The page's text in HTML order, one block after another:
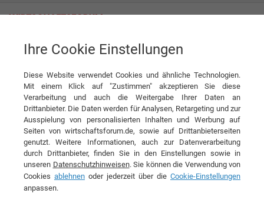
Forain S.r.l. 50 Jahre, eine Mission: Technik, die wirklich zählt
Interview Forain S.r.l.
DIESEN ARTIKEL EMPFEHLEN
50 Jahre, eine Mission: Technik,
die wirklich zählt
Interview mit Silvia Ferrari, CFO&Board
Ihre Cookie Einstellungen
Diese Website verwendet Cookies und ähnliche Technologien.
Mit einem Klick auf "Zustimmen" akzeptieren Sie diese
Verarbeitung und auch die Weitergabe Ihrer Daten an
Drittanbieter. Die Daten werden für Analysen, Retargeting und zur
Ausspielung von personalisierten Inhalten und Werbung auf
Seiten von wirtschaftsforum.de, sowie auf Drittanbieterseiten
genutzt. Weitere Informationen, auch zur Datenverarbeitung
durch Drittanbieter, finden Sie in den Einstellungen sowie in
unseren Datenschutzhinweisen. Sie können die Verwendung von
Cookies ablehnen oder jederzeit über die Cookie-Einstellungen
anpassen.